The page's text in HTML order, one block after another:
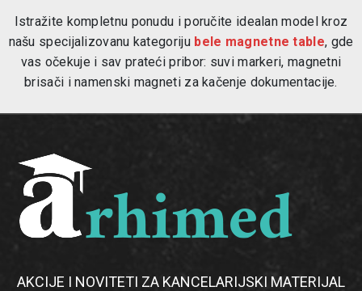
Istražite kompletnu ponudu i poručite idealan model kroz
našu specijalizovanu kategoriju bele magnetne table, gde
vas očekuje i sav prateći pribor: suvi markeri, magnetni
brisači i namenski magneti za kačenje dokumentacije.
AKCIJE I NOVITETI ZA KANCELARIJSKI MATERIJAL